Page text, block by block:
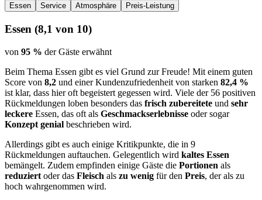
Essen Service Atmosphäre Preis-Leistung
Essen (8,1 von 10)
von 95 % der Gäste erwähnt
Beim Thema Essen gibt es viel Grund zur Freude! Mit einem guten
Score von 8,2 und einer Kundenzufriedenheit von starken 82,4 %
ist klar, dass hier oft begeistert gegessen wird. Viele der 56 positiven
Rückmeldungen loben besonders das frisch zubereitete und sehr
leckere Essen, das oft als Geschmackserlebnisse oder sogar
Konzept genial beschrieben wird.
Allerdings gibt es auch einige Kritikpunkte, die in 9
Rückmeldungen auftauchen. Gelegentlich wird kaltes Essen
bemängelt. Zudem empfinden einige Gäste die Portionen als
reduziert oder das Fleisch als zu wenig für den Preis, der als zu
hoch wahrgenommen wird.